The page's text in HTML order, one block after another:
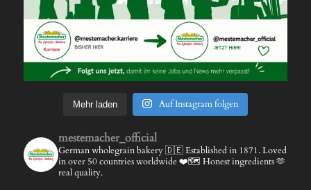
Mehr laden Auf Instagram folgen
mestemacher_official
German wholegrain bakery 🇩🇪Established in 1871.Loved
in over 50 countries worldwide ❤️🗺️ Honest ingredients 🫶
real quality.